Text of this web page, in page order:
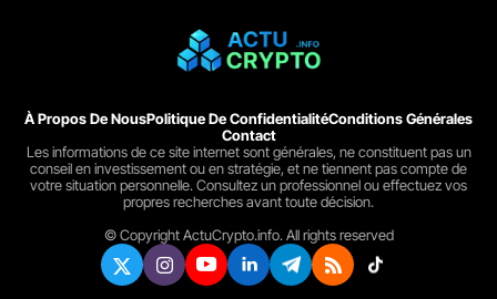
À Propos De NousPolitique De ConfidentialitéConditions Générales
Contact
Les informations de ce site internet sont générales, ne constituent pas un
conseil en investissement ou en stratégie, et ne tiennent pas compte de
votre situation personnelle. Consultez un professionnel ou effectuez vos
propres recherches avant toute décision.
© Copyright ActuCrypto.info. All rights reserved